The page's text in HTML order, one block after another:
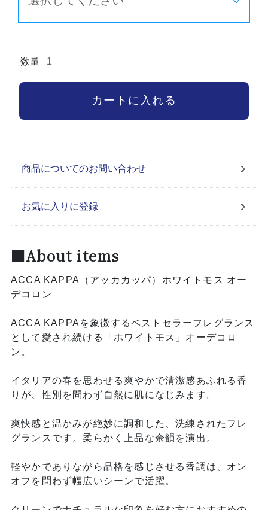
数量
商品についてのお問い合わせ
お気に入りに登録
■About items
ACCA KAPPA（アッカカッパ）ホワイトモス オー
デコロン
ACCA KAPPAを象徴するベストセラーフレグランス
として愛され続ける「ホワイトモス」オーデコロ
ン。
イタリアの春を思わせる爽やかで清潔感あふれる香
りが、性別を問わず自然に肌になじみます。
爽快感と温かみが絶妙に調和した、洗練されたフレ
グランスです。柔らかく上品な余韻を演出。
軽やかでありながら品格を感じさせる香調は、オン
オフを問わず幅広いシーンで活躍。